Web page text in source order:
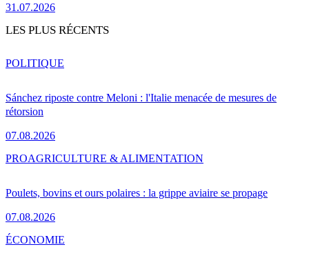
31.07.2026
LES PLUS RÉCENTS
Sánchez riposte contre Meloni : l'Italie menacée de mesures de
rétorsion
07.08.2026
POLITIQUE
Poulets, bovins et ours polaires : la grippe aviaire se propage
07.08.2026
PROAGRICULTURE & ALIMENTATION
ÉCONOMIE